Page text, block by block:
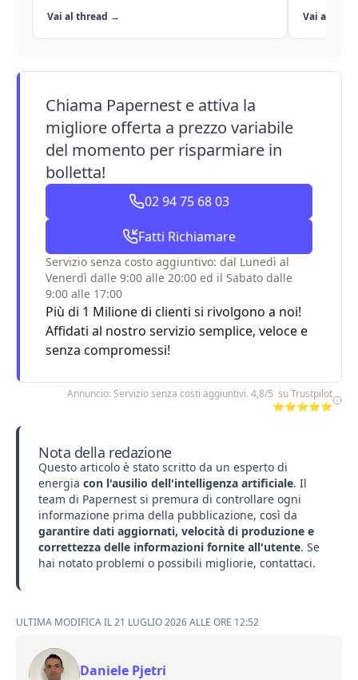
Vai al thread → Vai al
Chiama Papernest e attiva la
migliore offerta a prezzo variabile
del momento per risparmiare in
bolletta!
02 94 75 68 03
Fatti Richiamare
Servizio senza costo aggiuntivo: dal Lunedì al
Venerdì dalle 9:00 alle 20:00 ed il Sabato dalle
9:00 alle 17:00
Più di 1 Milione di clienti si rivolgono a noi!
Affidati al nostro servizio semplice, veloce e
senza compromessi!
Annuncio: Servizio senza costi aggiuntivi. 4,8/5 su Trustpilot
⭐⭐⭐⭐⭐
Nota della redazione
Questo articolo è stato scritto da un esperto di
energia con l'ausilio dell'intelligenza artificiale. Il
team di Papernest si premura di controllare ogni
informazione prima della pubblicazione, così da
garantire dati aggiornati, velocità di produzione e
correttezza delle informazioni fornite all'utente. Se
hai notato problemi o possibili migliorie, contattaci.
ULTIMA MODIFICA IL 21 LUGLIO 2026 ALLE ORE 12:52
Daniele Pjetri